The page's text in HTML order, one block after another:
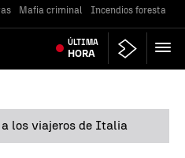
Mafia criminal Incendios forestales
ÚLTIMA
HORA
los viajeros de Italia